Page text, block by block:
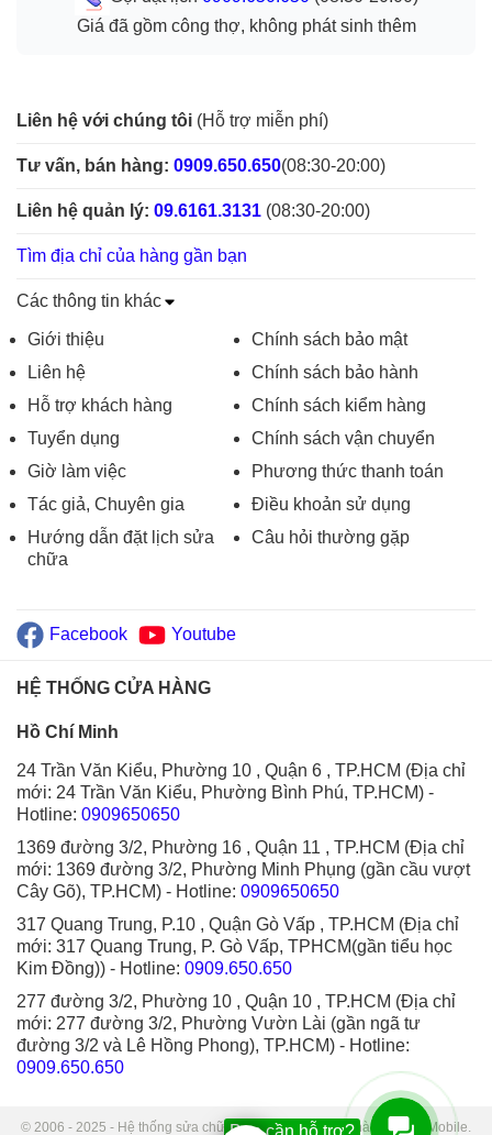
Giá đã gồm công thợ, không phát sinh thêm
Liên hệ với chúng tôi (Hỗ trợ miễn phí)
Tư vấn, bán hàng: 0909.650.650(08:30-20:00)
Liên hệ quản lý: 09.6161.3131 (08:30-20:00)
Tìm địa chỉ của hàng gần bạn
Các thông tin khác
Giới thiệu
Liên hệ
Hỗ trợ khách hàng
Tuyển dụng
Giờ làm việc
Tác giả, Chuyên gia
Hướng dẫn đặt lịch sửa
chữa
Chính sách bảo mật
Chính sách bảo hành
Chính sách kiểm hàng
Chính sách vận chuyển
Phương thức thanh toán
Điều khoản sử dụng
Câu hỏi thường gặp
Facebook Youtube
HỆ THỐNG CỬA HÀNG
Hồ Chí Minh
24 Trần Văn Kiểu, Phường 10 , Quận 6 , TP.HCM (Địa chỉ
mới: 24 Trần Văn Kiểu, Phường Bình Phú, TP.HCM) -
Hotline: 0909650650
1369 đường 3/2, Phường 16 , Quận 11 , TP.HCM (Địa chỉ
mới: 1369 đường 3/2, Phường Minh Phụng (gần cầu vượt
Cây Gõ), TP.HCM) - Hotline: 0909650650
317 Quang Trung, P.10 , Quận Gò Vấp , TP.HCM (Địa chỉ
mới: 317 Quang Trung, P. Gò Vấp, TPHCM(gần tiểu học
Kim Đồng)) - Hotline: 0909.650.650
277 đường 3/2, Phường 10 , Quận 10 , TP.HCM (Địa chỉ
mới: 277 đường 3/2, Phường Vườn Lài (gần ngã tư
đường 3/2 và Lê Hồng Phong), TP.HCM) - Hotline:
0909.650.650
© 2006 - 2025 - Hệ thống sửa chữa điện thoại di động Thành Trung Mobile.
Bạn cần hỗ trợ?